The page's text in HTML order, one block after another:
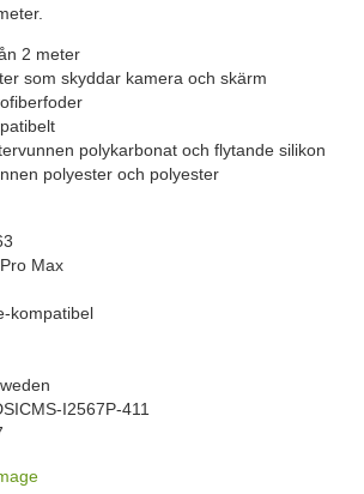
2 meter
som skyddar kamera och skärm
polykarbonat och flytande silikon
polyester och polyester
Max
kompatibel
I2567P-411